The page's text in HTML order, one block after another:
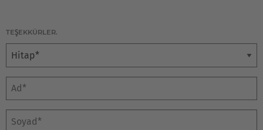
TEŞEKKÜRLER.
Hitap
Ad*
Soyad*